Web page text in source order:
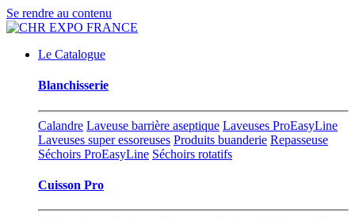
Se rendre au contenu
Le Catalogue
Blanchisserie
Calandre Laveuse barrière aseptique Laveuses ProEasyLine
Laveuses super essoreuses Produits buanderie Repasseuse
Séchoirs ProEasyLine Séchoirs rotatifs
Cuisson Pro